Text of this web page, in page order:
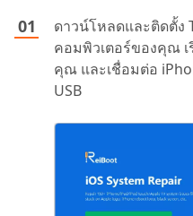
ดาวน์โหลดและติดตั้ง
คอมพิวเตอร์ของคุณ
คุณ และเชื่อมต่อ
USB